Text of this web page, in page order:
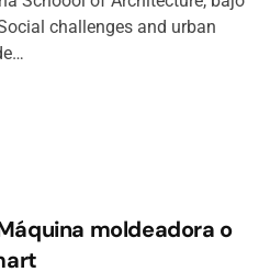
challenges and urban
moldeadora o